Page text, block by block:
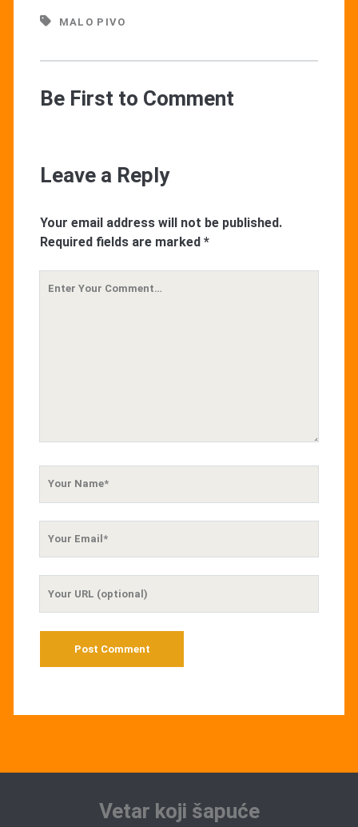
MALO PIVO
Be First to Comment
Leave a Reply
Your email address will not be published.
Required fields are marked *
Vetar koji šapuće